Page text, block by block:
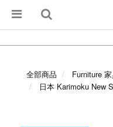
全部商品
Furniture
日本 Karimoku New